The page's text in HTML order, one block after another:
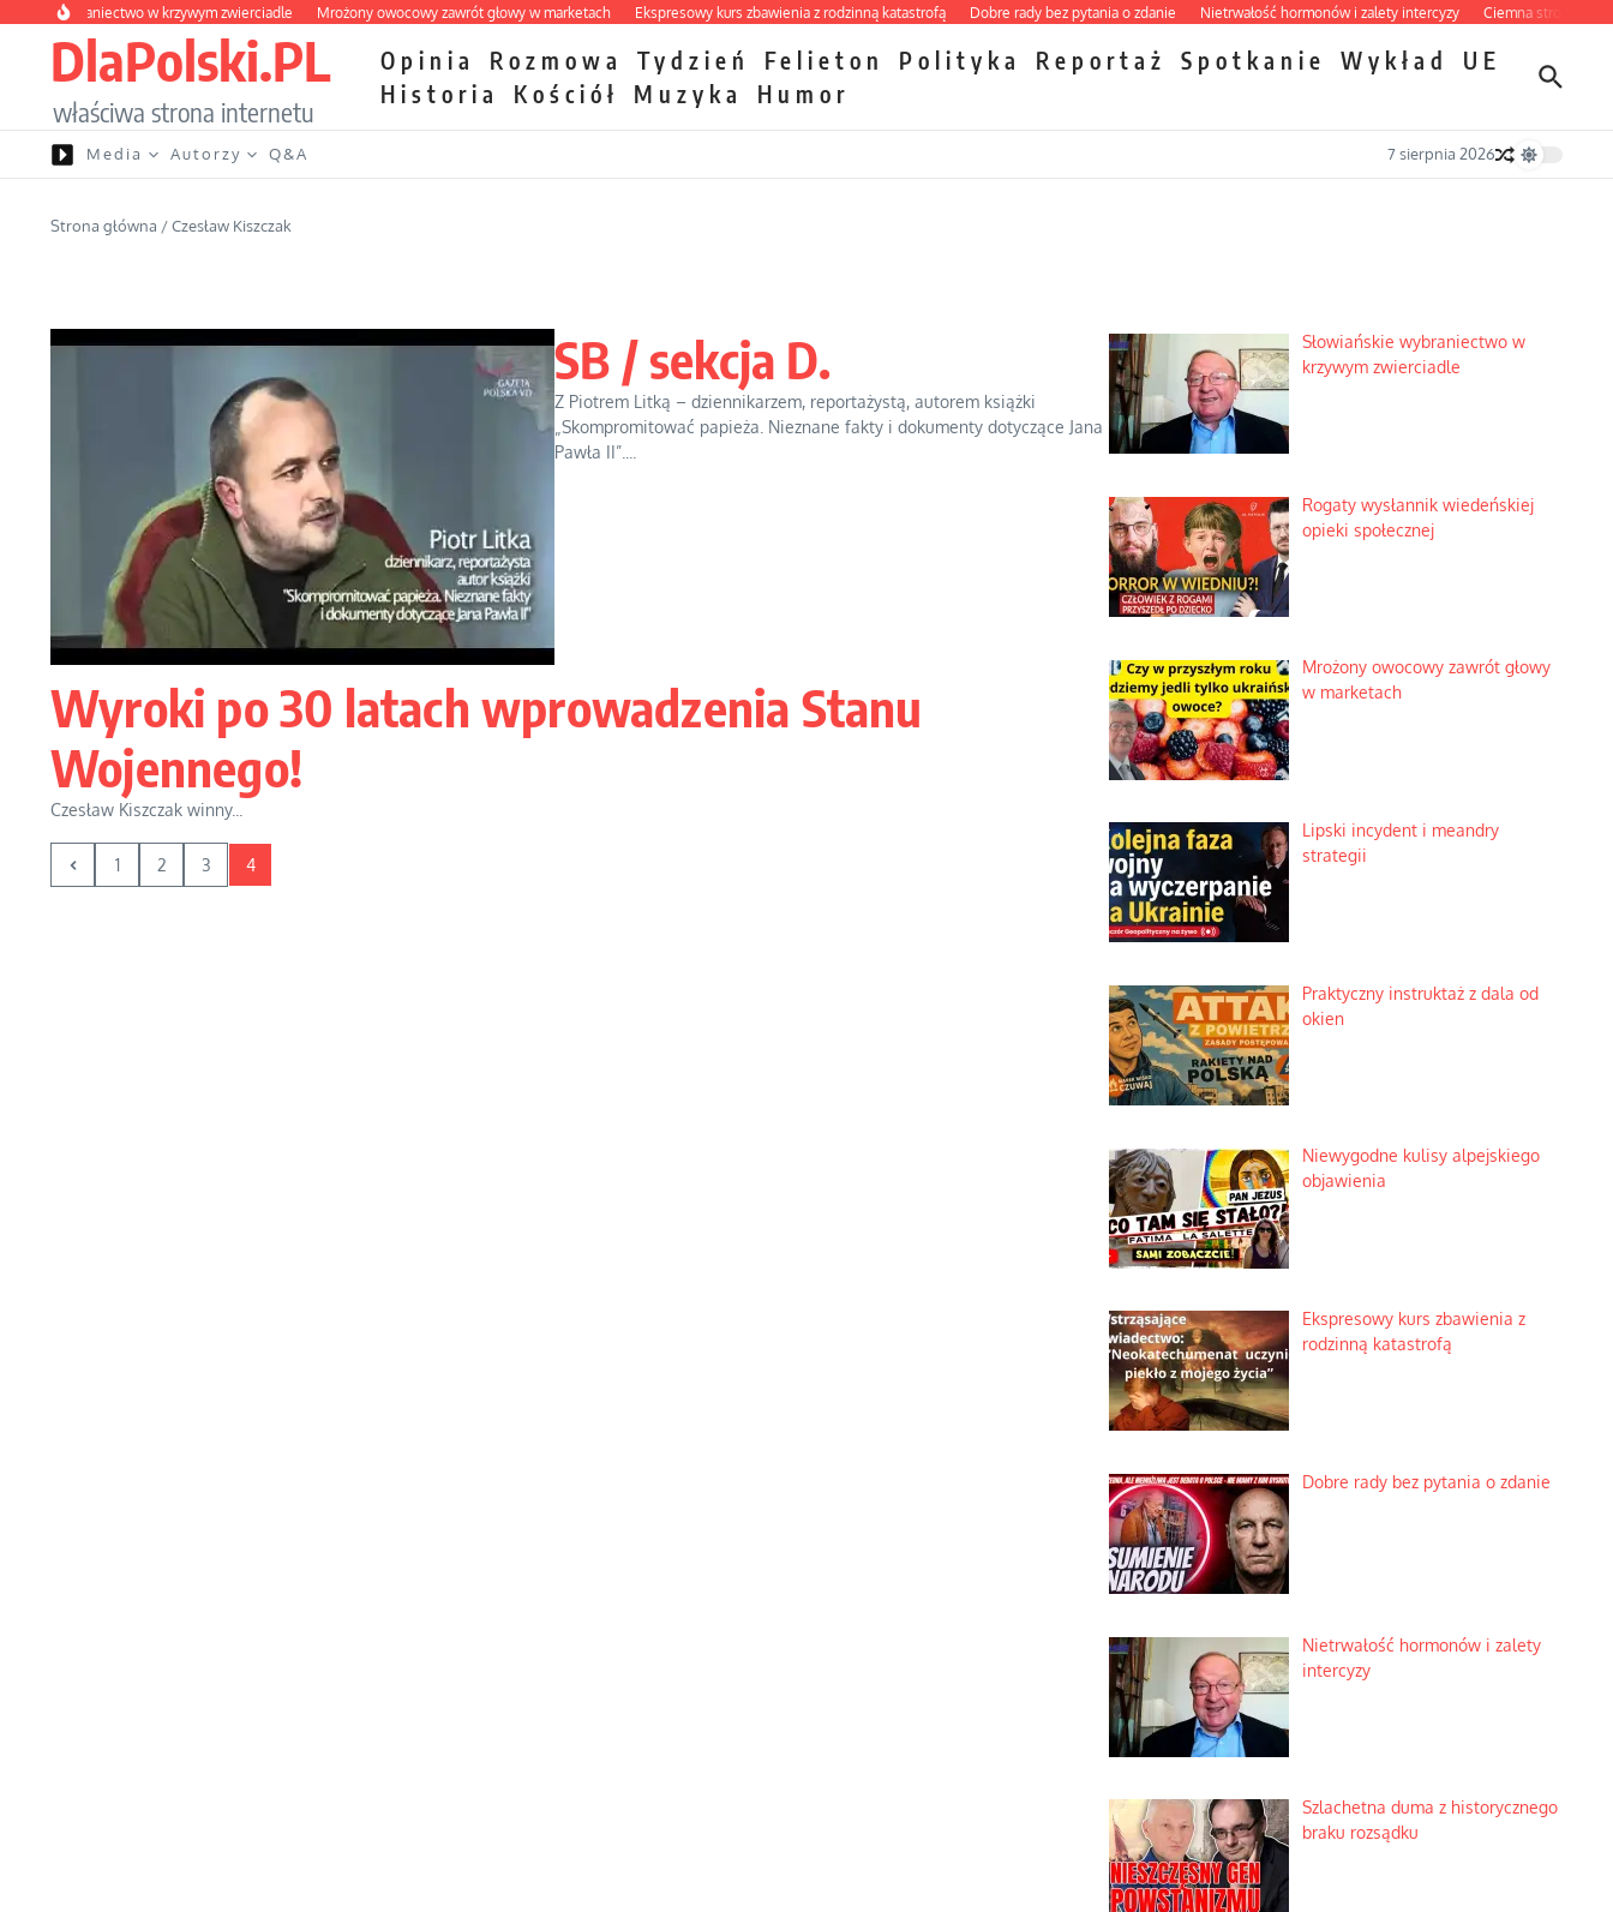
Przejdź do treści
wybraniectwo w krzywym zwierciadle Mrożony owocowy zawrót głowy w marketach Ekspresowy kurs zbawienia z rodzinną katastrofą Dobre rady bez pytania o zdanie Nietrwałość hormonów i zalety intercyzy Ciemna strona
DlaPolski.PL
właściwa strona internetu
Opinia Rozmowa Tydzień Felieton Polityka Reportaż Spotkanie Wykład
UE
Historia
Kościół Muzyka Humor
Media Autorzy Q&A 7 sierpnia 2026
Strona główna /Czesław Kiszczak
SB / sekcja D.
Z Piotrem Litką – dziennikarzem, reportażystą, autorem książki
„Skompromitować papieża. Nieznane fakty i dokumenty dotyczące Jana
Pawła II”....
Wyroki po 30 latach wprowadzenia Stanu
Wojennego!
Czesław Kiszczak winny...
1 2 3 4
Słowiańskie wybraniectwo w
krzywym zwierciadle
Rogaty wysłannik wiedeńskiej
opieki społecznej
Mrożony owocowy zawrót głowy
w marketach
Lipski incydent i meandry
strategii
Praktyczny instruktaż z dala od
okien
Niewygodne kulisy alpejskiego
objawienia
Ekspresowy kurs zbawienia z
rodzinną katastrofą
Dobre rady bez pytania o zdanie
Nietrwałość hormonów i zalety
intercyzy
Szlachetna duma z historycznego
braku rozsądku